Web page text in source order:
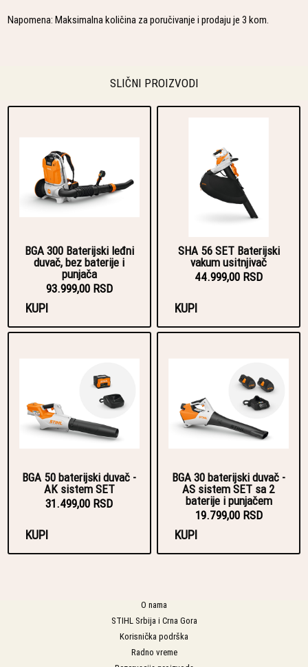
Napomena: Maksimalna količina za poručivanje i prodaju je 3 kom.
SLIČNI PROIZVODI
BGA 300 Baterijski leđni
duvač, bez baterije i
punjača
93.999,00 RSD
KUPI
SHA 56 SET Baterijski
vakum usitnjivač
44.999,00 RSD
KUPI
BGA 50 baterijski duvač -
AK sistem SET
31.499,00 RSD
KUPI
BGA 30 baterijski duvač -
AS sistem SET sa 2
baterije i punjačem
19.799,00 RSD
KUPI
O nama
STIHL Srbija i Crna Gora
Korisnička podrška
Radno vreme